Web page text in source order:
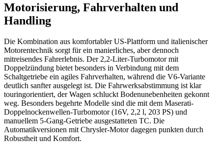
Motorisierung, Fahrverhalten und
Handling
Die Kombination aus komfortabler US-Plattform und italienischer
Motorentechnik sorgt für ein manierliches, aber dennoch
mitreisendes Fahrerlebnis. Der 2,2-Liter-Turbomotor mit
Doppelzündung bietet besonders in Verbindung mit dem
Schaltgetriebe ein agiles Fahrverhalten, während die V6-Variante
deutlich sanfter ausgelegt ist. Die Fahrwerksabstimmung ist klar
touringorientiert, der Wagen schluckt Bodenunebenheiten gekonnt
weg. Besonders begehrte Modelle sind die mit dem Maserati-
Doppelnockenwellen-Turbomotor (16V, 2,2 l, 203 PS) und
manuellem 5-Gang-Getriebe ausgestatteten TC. Die
Automatikversionen mit Chrysler-Motor dagegen punkten durch
Robustheit und Komfort.